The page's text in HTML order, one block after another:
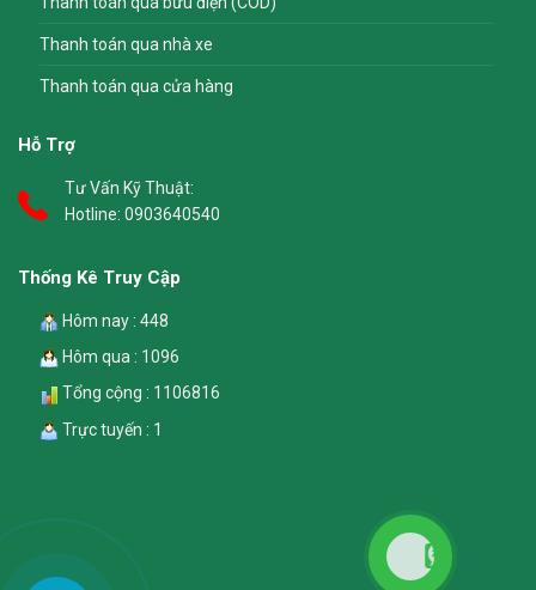
Thanh toán qua nhà xe
Thanh toán qua cửa hàng
Hỗ Trợ
Tư Vấn Kỹ Thuật:
Hotline: 0903640540
Thống Kê Truy Cập
Hôm nay : 448
Hôm qua : 1096
Tổng cộng : 1106816
Trực tuyến : 1